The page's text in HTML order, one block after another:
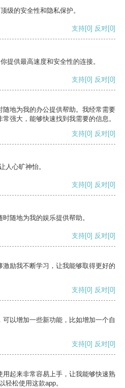
级的安全性和隐私保护。
支持[0] 反对[0]
提供最高速度和安全性的连接。
支持[0] 反对[0]
地为我的办公提供帮助。我经常需要
强大，能够快速找到我需要的信息。
支持[0] 反对[0]
人心旷神怡。
支持[0] 反对[0]
随地为我的娱乐提供帮助。
支持[0] 反对[0]
励我不断学习，让我能够取得更好的
支持[0] 反对[0]
以增加一些新功能，比如增加一个自
支持[0] 反对[0]
起来非常容易上手，让我能够快速熟
轻松使用这款app。